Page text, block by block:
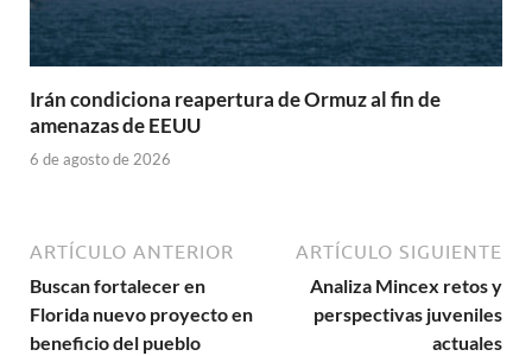
Irán condiciona reapertura de Ormuz al fin de
amenazas de EEUU
6 de agosto de 2026
ARTÍCULO ANTERIOR
Buscan fortalecer en
Florida nuevo proyecto en
beneficio del pueblo
ARTÍCULO SIGUIENTE
Analiza Mincex retos y
perspectivas juveniles
actuales